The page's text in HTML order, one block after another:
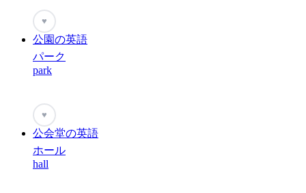
♥
公園の英語
パーク
park
♥
公会堂の英語
ホール
hall